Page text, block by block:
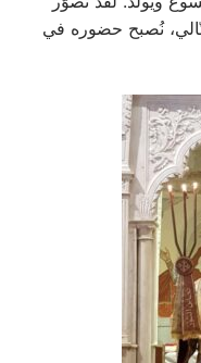
نُصبح حضوره في